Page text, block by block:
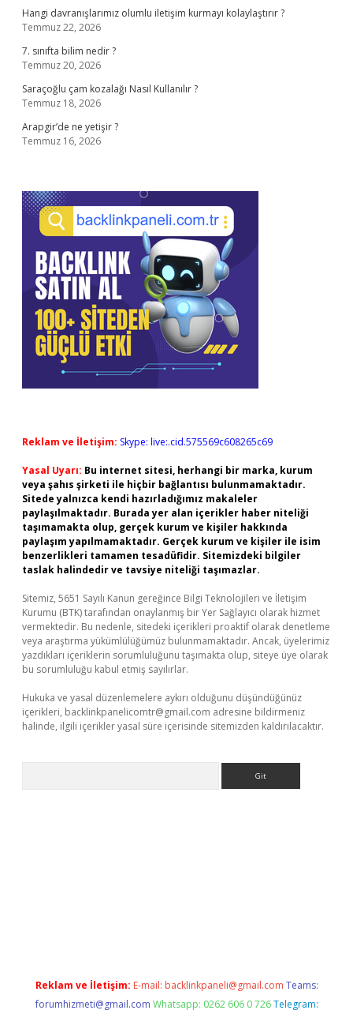
Hangi davranışlarımız olumlu iletişim kurmayı kolaylaştırır ?
Temmuz 22, 2026
7. sınıfta bilim nedir ?
Temmuz 20, 2026
Saraçoğlu çam kozalağı Nasıl Kullanılır ?
Temmuz 18, 2026
Arapgir’de ne yetişir ?
Temmuz 16, 2026
Reklam ve İletişim: Skype: live:.cid.575569c608265c69
Yasal Uyarı: Bu internet sitesi, herhangi bir marka, kurum
veya şahıs şirketi ile hiçbir bağlantısı bulunmamaktadır.
Sitede yalnızca kendi hazırladığımız makaleler
paylaşılmaktadır. Burada yer alan içerikler haber niteliği
taşımamakta olup, gerçek kurum ve kişiler hakkında
paylaşım yapılmamaktadır. Gerçek kurum ve kişiler ile isim
benzerlikleri tamamen tesadüfidir. Sitemizdeki bilgiler
taslak halindedir ve tavsiye niteliği taşımazlar.
Sitemiz, 5651 Sayılı Kanun gereğince Bilgi Teknolojileri ve İletişim
Kurumu (BTK) tarafından onaylanmış bir Yer Sağlayıcı olarak hizmet
vermektedir. Bu nedenle, sitedeki içerikleri proaktif olarak denetleme
veya araştırma yükümlülüğümüz bulunmamaktadır. Ancak, üyelerimiz
yazdıkları içeriklerin sorumluluğunu taşımakta olup, siteye üye olarak
bu sorumluluğu kabul etmiş sayılırlar.
Hukuka ve yasal düzenlemelere aykırı olduğunu düşündüğünüz
içerikleri, backlinkpanelicomtr@gmail.com adresine bildirmeniz
halinde, ilgili içerikler yasal süre içerisinde sitemizden kaldırılacaktır.
Reklam ve İletişim: E-mail: backlinkpaneli@gmail.com Teams:
forumhizmeti@gmail.com Whatsapp: 0262 606 0 726 Telegram: